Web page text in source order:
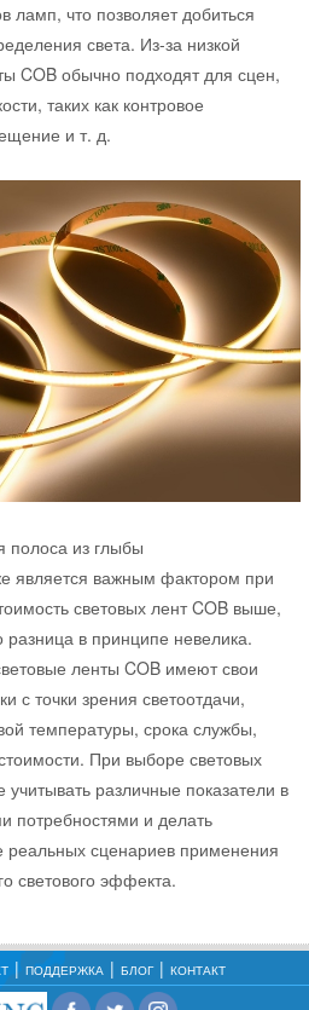
ламп, что позволяет добиться
света. Из-за низкой
COB обычно подходят для сцен,
таких как контровое
и т. д.
полоса из глыбы
является важным фактором при
световых лент COB выше,
в принципе невелика.
ленты COB имеют свои
с точки зрения светоотдачи,
температуры, срока службы,
При выборе световых
учитывать различные показатели в
потребностями и делать
сценариев применения
светового эффекта.
ПОДДЕРЖКА БЛОГ КОНТАКТ